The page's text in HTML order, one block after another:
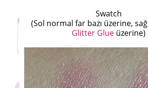
Swatch
(Sol normal far bazı üzerine, sağ
Glitter Glue üzerine)